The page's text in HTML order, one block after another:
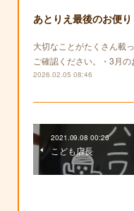
あとりえ最後のお便り
大切なことがたくさん載
ご確認ください。・3月
2026.02.05 08:46
2021.09.08 00:26
こども店長